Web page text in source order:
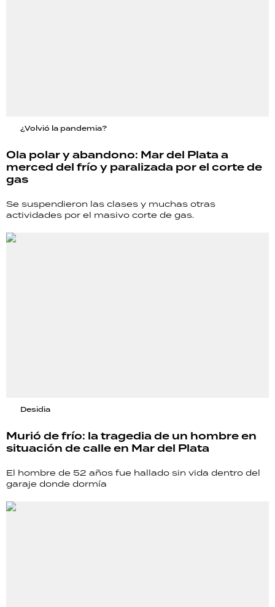
¿Volvió la pandemia?
Ola polar y abandono: Mar del Plata a
merced del frío y paralizada por el corte de
gas
Se suspendieron las clases y muchas otras
actividades por el masivo corte de gas.
Desidia
Murió de frío: la tragedia de un hombre en
situación de calle en Mar del Plata
El hombre de 52 años fue hallado sin vida dentro del
garaje donde dormía